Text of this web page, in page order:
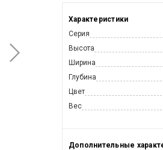
Характеристики
Серия
Высота
Ширина
Глубина
Цвет
Вес
Дополнительные